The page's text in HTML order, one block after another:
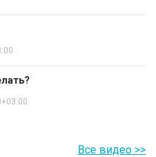
Все видео >>